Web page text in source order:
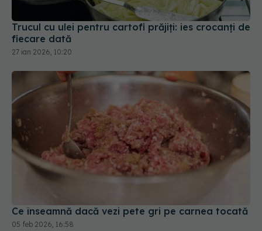
Trucul cu ulei pentru cartofi prăjiți: ies crocanți de
fiecare dată
27 ian 2026, 10:20
Ce înseamnă dacă vezi pete gri pe carnea tocată
05 feb 2026, 16:58